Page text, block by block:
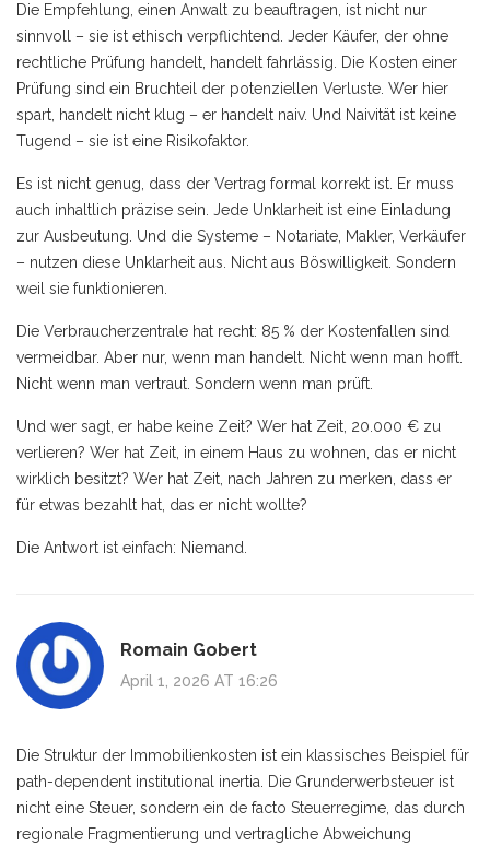
Die Empfehlung, einen Anwalt zu beauftragen, ist nicht nur
sinnvoll – sie ist ethisch verpflichtend. Jeder Käufer, der ohne
rechtliche Prüfung handelt, handelt fahrlässig. Die Kosten einer
Prüfung sind ein Bruchteil der potenziellen Verluste. Wer hier
spart, handelt nicht klug – er handelt naiv. Und Naivität ist keine
Tugend – sie ist eine Risikofaktor.
Es ist nicht genug, dass der Vertrag formal korrekt ist. Er muss
auch inhaltlich präzise sein. Jede Unklarheit ist eine Einladung
zur Ausbeutung. Und die Systeme – Notariate, Makler, Verkäufer
– nutzen diese Unklarheit aus. Nicht aus Böswilligkeit. Sondern
weil sie funktionieren.
Die Verbraucherzentrale hat recht: 85 % der Kostenfallen sind
vermeidbar. Aber nur, wenn man handelt. Nicht wenn man hofft.
Nicht wenn man vertraut. Sondern wenn man prüft.
Und wer sagt, er habe keine Zeit? Wer hat Zeit, 20.000 € zu
verlieren? Wer hat Zeit, in einem Haus zu wohnen, das er nicht
wirklich besitzt? Wer hat Zeit, nach Jahren zu merken, dass er
für etwas bezahlt hat, das er nicht wollte?
Die Antwort ist einfach: Niemand.
Romain Gobert
April 1, 2026 AT 16:26
Die Struktur der Immobilienkosten ist ein klassisches Beispiel für
path-dependent institutional inertia. Die Grunderwerbsteuer ist
nicht eine Steuer, sondern ein de facto Steuerregime, das durch
regionale Fragmentierung und vertragliche Abweichung